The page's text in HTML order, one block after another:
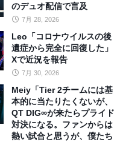
のデュオ配信で言及
7月 28, 2026
Leo「コロナウイルスの後
遺症から完全に回復した」
Xで近況を報告
7月 30, 2026
Meiy「Tier 2チームには基
本的に当たりたくないが、
QT DIG∞が来たらプライド
対決になる。ファンからは
熱い試合と思うが、僕たち